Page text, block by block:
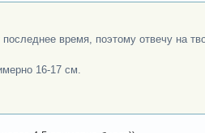
время, поэтому отвечу на
16-17 см.